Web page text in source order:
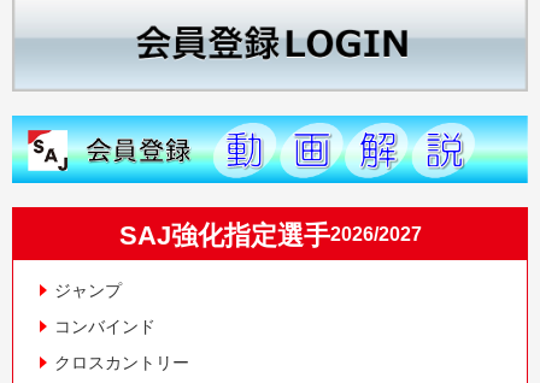
SAJ強化指定選手2026/2027
ジャンプ
コンバインド
クロスカントリー